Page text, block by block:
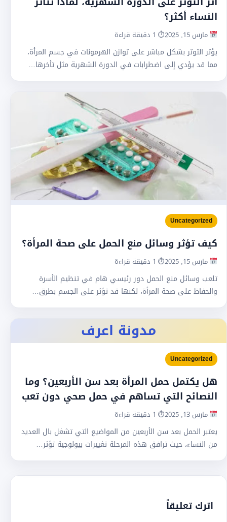
النساء أكثر؟
مارس 15, 2025 ⏱ 1 دقيقة قراءة
يؤثر التوتر بشكل مباشر على توازن الهرمونات في جسم المرأة،
مما قد يؤدي إلى اضطرابات في الدورة الشهرية مثل تأخرها…
Uncategorized
كيف تؤثر وسائل منع الحمل على صحة المرأة؟
مارس 15, 2025 ⏱ 1 دقيقة قراءة
تلعب وسائل منع الحمل دور رئيسي هام في تنظيم الأسرة
والحفاظ على صحة المرأة، لكنها قد تؤثر على الجسم بطرق…
مدونة اعرف
Uncategorized
هل يكتمل حمل المرأة بعد سن الأربعين؟ وما
النصائح التي تساهم في حمل صحي دون تعب
مارس 13, 2025 ⏱ 1 دقيقة قراءة
يعتبر الحمل بعد سن الأربعين من المواضيع التي تشغل بال العديد
من النساء، حيث ترافق هذه المرحلة تغييرات بيولوجية تؤثر…
اترك تعليقاً